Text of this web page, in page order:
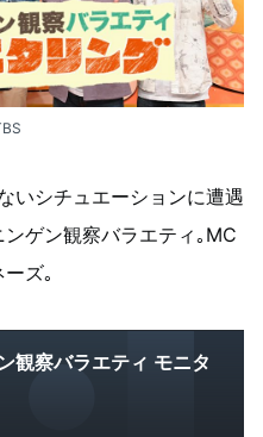
いシチュエーションに遭遇
ゲン観察バラエティ｡MC
ズ｡
観察バラエティ モニタ